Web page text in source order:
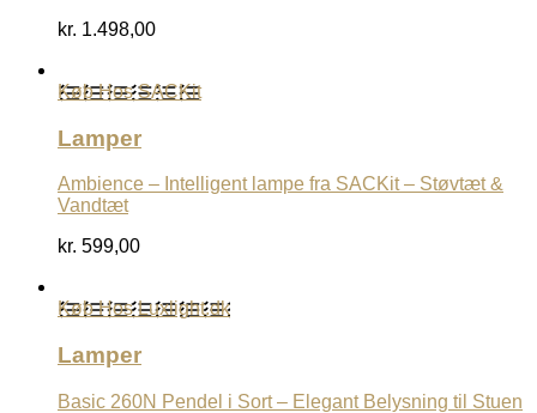
kr. 1.498,00
Køb Hos SACKit
Lamper
Ambience – Intelligent lampe fra SACKit – Støvtæt &
Vandtæt
kr. 599,00
Køb Hos Luxlight.dk
Lamper
Basic 260N Pendel i Sort – Elegant Belysning til Stuen